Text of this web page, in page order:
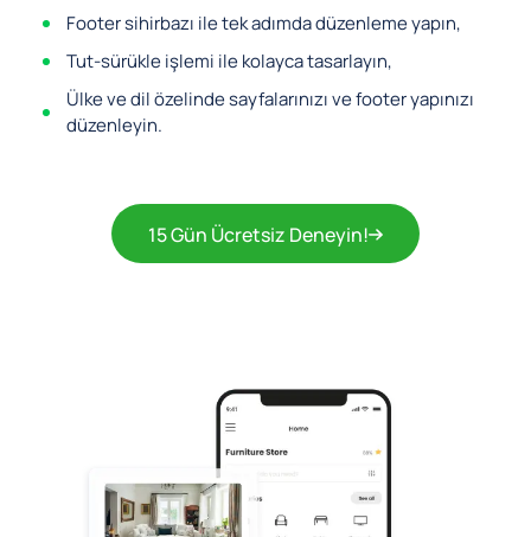
Footer sihirbazı ile tek adımda düzenleme yapın,
Tut-sürükle işlemi ile kolayca tasarlayın,
Ülke ve dil özelinde sayfalarınızı ve footer yapınızı
düzenleyin.
15 Gün Ücretsiz Deneyin!